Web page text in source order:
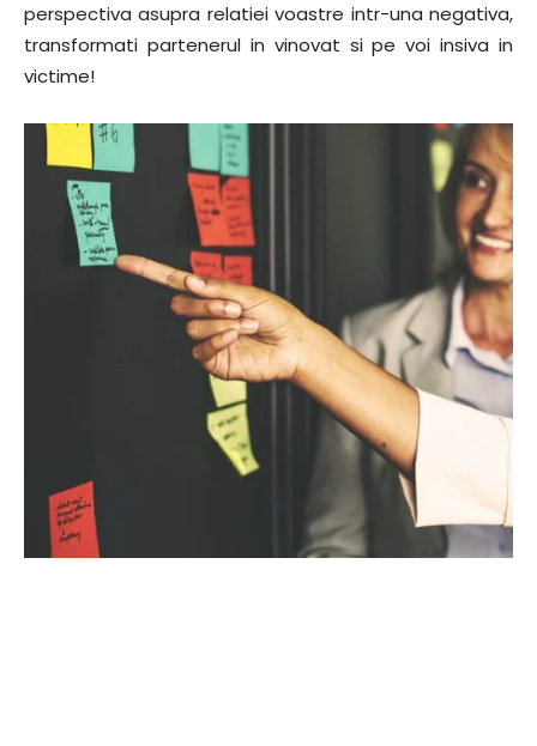
perspectiva asupra relatiei voastre intr-una negativa,
transformati partenerul in vinovat si pe voi insiva in
victime!